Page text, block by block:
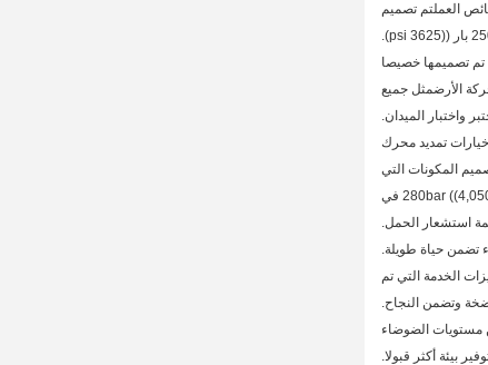
العملتم تصميم
تم تصميمها خصيصا
الأرضمثل جميع
واختبار الميدان.
تمديد محرك
المكونات التي
تم اختبارها في غطاء ضيق للعمل الثقيل لتوفير 250bar ((3,625 psi) للعمل المستمر و 280bar ((4,050 psi) في
استشعار الحمل.
تضمن حياة طويلة.
الخدمة التي تم
وتضمن النجاح.
مستويات الضوضاء
بيئة أكثر قبولا.